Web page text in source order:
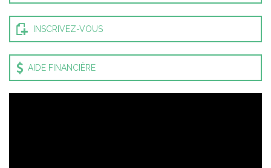
INSCRIVEZ-VOUS
AIDE FINANCIÈRE